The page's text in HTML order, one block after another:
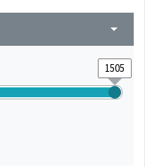
arrow_drop_down